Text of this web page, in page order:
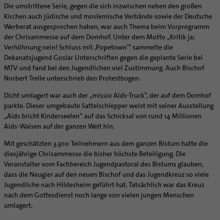
Katholisch heiraten
Hirtenwort: Ehe & Familie
Wissenswertes zur Hochzeit
Ideen für die Hochzeitsfeier
Trausprüche aus der Bibel
Hochzeits-Symbole
Lebensende
Patientenverfügung
Wo ist der richtige Platz zum Sterben?
Hospiz-Seelsorge
Spiritualität
Exerzitien
Kontemplation
Auszeit
Geistliche Begleitung
Lebens- und Glaubensorte
Spirituelle Teambegleitung
Unterstützungsangebote für Seelsorgende
Seelsorgefelder
Frauen
Männer
Queersensible Seelsorge
City- und Passanten
Arbeitnehmer
Altenheim | Senioren
Muttersprachen
Hospiz
Internet- und Telefon
Krankenhaus
Künstler
Begleitung und Vernetzung
Team
Newsletter
Weitere Infos
Berufe in der Kirche
Raum für Vielfalt
Diakone
Gemeindereferent:in
Pastorale:r Mitarbeiter:in
Priester
Kirchenmusiker:in
Religionslehrer:in
Freiwilligendienst
Soziale Berufe in der Caritas
Orden | Gemeinschaften
Frauenorden
Männerorden
Geistliche Gemeinschaften
Ordo virginum
Bischöfliche Stiftung Gemeinsam für das Leben
Schulpastoral
Hochschulpastoral
Religionsunterricht
Service
Stellenanzeigen
Bistumsarchiv
Projekte
Bestände
Buchreihen
Gemeindeservice
Digitaler Lesesaal
Dombibliothek Hildesheim
Bundeskonferenz der kirchlichen Archive in Deutschland
Katholische Akademie des Bistums Hildesheim
Stärkung der Demokratie | Einsatz gegen Diskriminierung
LÜCHTENHOF
Familienbildungsstätten
Katholische Erwachsenenbildung
Forschungsinstitut für Philosophie Hannover
Weltkirche
Bolivienpartnerschaft
Projektförderung
Internationale Freiwilligendienste
Aus dem Bistum in die Welt
Infobrief Weltkirche
missio-Regionalstelle
Bolivienpartnerschaft
Bolivienkommission
Café Bolivia
Beratung Direktpartnerschaften
Finanzielle Förderung der Bolivienpartnerschaft
Ökologische Fonds
Politische Lobbyarbeit
Partnerschaftsvereinbarung
Bolivienreise mit Bischof Heiner
Bolivientag 2026
Internationale Freiwilligendienste
Aktuelles
Rückkehrenden-Engagement (ehemalige Freiwillige)
Outgoing
Incoming
Taizé-Fahrt Herbst 2026
Katholische Büros
Schöpfungsgerecht 2035
Wir machen Kirche - schöpfungsgerecht
Biologische Vielfalt
Engagiert in der Gesellschaft
Energetisches Sanieren
Mobilität
Ökotheologie
Schöpfungsspiritualität
Umweltbildung
Zukunftsräume
Angebote
Abenteuer Glaube
Unterstützung für Pfarreien und Einrichtungen
Prävention
Fortbildungen
Stellenangebote
Lokale Kirchenentwicklung
#diegruenegemeinde
Internationale Freiwilligendienste
Netzwerk ChancenGleich
Büchereien
Medienstelle
Newsletter
Personalentwicklung
Unterstützungsangebot für Seelsorgende
Materialien
Aktuelles
Altersvorsorge und Ruhestand
Arbeitshilfen
Bistumsatlas
KODA
Direktorium
Mitarbeitervertretung
Institutionelles Schutzkonzept
Kirchlicher Anzeiger
Kirchliches Arbeitsrecht
Schematismus
Die umstrittene Serie, gegen die sich inzwischen neben den großen
Kirchen auch jüdische und moslemische Verbände sowie der Deutsche
Werberat ausgesprochen haben, war auch Thema beim Vorprogramm
der Chrisammesse auf dem Domhof. Unter dem Motto „Kritik ja;
Verhöhnung nein! Schluss mit ‚Popetown’“ sammelte die
Dekanatsjugend Goslar Unterschriften gegen die geplante Serie bei
MTV und fand bei den Jugendlichen viel Zustimmung. Auch Bischof
Norbert Trelle unterschrieb den Protestbogen.
Dicht umlagert war auch der „missio Aids-Truck“, der auf dem Domhof
parkte. Dieser umgebaute Sattelschlepper weist mit seiner Ausstellung
„Aids bricht Kinderseelen“ auf das Schicksal von rund 14 Millionen
Aids-Waisen auf der ganzen Welt hin.
Mit geschätzten 3.300 Teilnehmern aus dem ganzen Bistum hatte die
diesjährige Chrisammesse die bisher höchste Beteiligung. Die
Veranstalter vom Fachbereich Jugendpastoral des Bistums glauben,
dass die Neugier auf den neuen Bischof und das Jugendkreuz so viele
Jugendliche nach Hildesheim geführt hat. Tatsächlich war das Kreuz
nach dem Gottesdienst noch lange von vielen jungen Menschen
umlagert.